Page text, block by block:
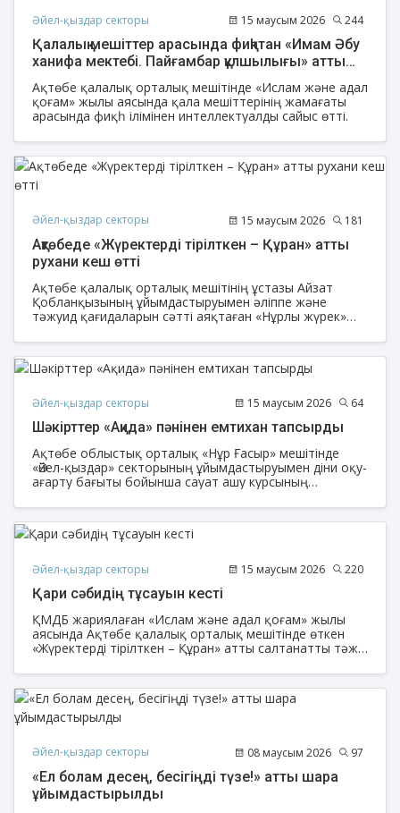
жұмысы спорт журналистикасымен тығыз
байланысты.
Әйел-қыздар секторы 15 маусым 2026 244
Қалалық мешіттер арасында фиқһтан «Имам Әбу
ханифа мектебі. Пайғамбар құлшылығы» атты
сайыс өтті
Ақтөбе қалалық орталық мешітінде «Ислам және адал
қоғам» жылы аясында қала мешіттерінің жамағаты
арасында фиқһ ілімінен интеллектуалды сайыс өтті.
Әйел-қыздар секторы 15 маусым 2026 181
Ақтөбеде «Жүректерді тірілткен – Құран» атты
рухани кеш өтті
Ақтөбе қалалық орталық мешітінің ұстазы Айзат
Қобланқызының ұйымдастыруымен әліппе және
тәжуид қағидаларын сәтті аяқтаған «Нұрлы жүрек»
– Құран» атты тағылымды рухани кеш өтіп, 70-ке жуық
адам қатысты.
Әйел-қыздар секторы 15 маусым 2026 64
Шәкірттер «Ақида» пәнінен емтихан тапсырды
Ақтөбе облыстық орталық «Нұр Ғасыр» мешітінде
«Әйел-қыздар» секторының ұйымдастыруымен діни оқу-
ағарту бағыты бойынша сауат ашу курсының
Әйел-қыздар секторы 15 маусым 2026 220
Қари сәбидің тұсауын кесті
ҚМДБ жариялаған «Ислам және адал қоғам» жылы
аясында Ақтөбе қалалық орталық мешітінде өткен
«Жүректерді тірілткен – Құран» атты салтанатты тәж
«Ақ жол тілеген тұсау кесер» шарасы
ұйымдастырылды.
Әйел-қыздар секторы 08 маусым 2026 97
«Ел болам десең, бесігіңді түзе!» атты шара
ұйымдастырылды